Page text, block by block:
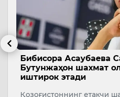
Бибисора Асаубаева
Бутунжаҳон шахмат
иштирок этади
Қозоғистоннинг етакчи